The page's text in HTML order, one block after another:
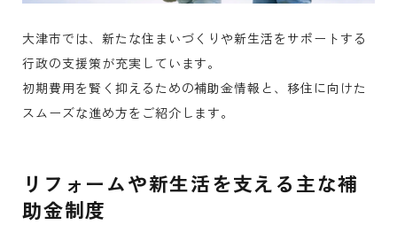
大津市では、新たな住まいづくりや新生活をサポートする
行政の支援策が充実しています。
初期費用を賢く抑えるための補助金情報と、移住に向けた
スムーズな進め方をご紹介します。
リフォームや新生活を支える主な補
助金制度